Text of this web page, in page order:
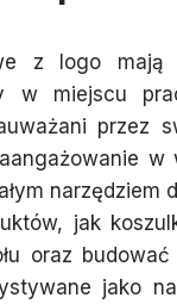
z logo
w miejscu
przez
w
narzędziem
jak
oraz
jako